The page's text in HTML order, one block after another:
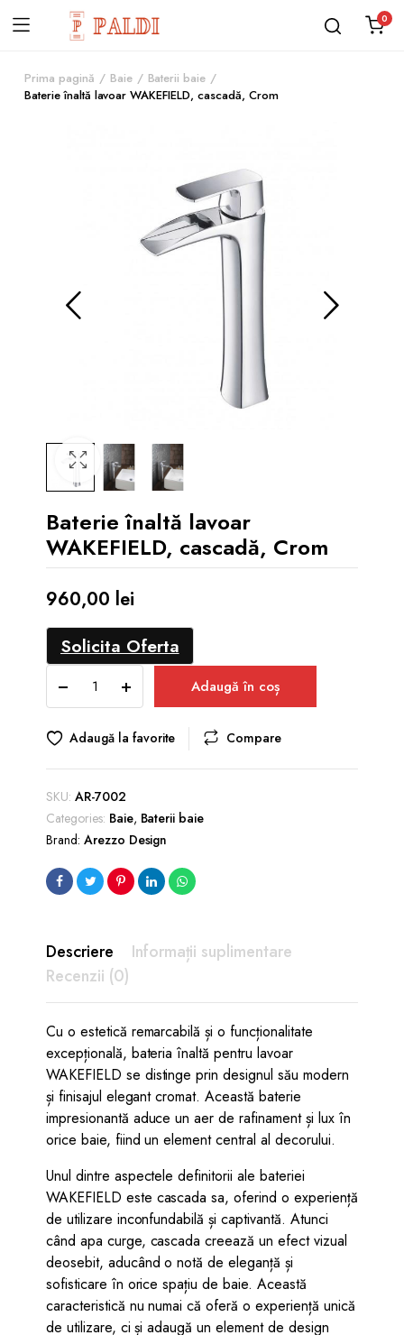
0
Prima pagină Baie
Baterii baie
Baterie înaltă lavoar WAKEFIELD, cascadă, Crom
Baterie înaltă lavoar
WAKEFIELD, cascadă, Crom
960,00 lei
Solicita Oferta
înaltă
lavoar
WAKEFIELD,
cascadă,
Crom
quantity
Adaugă în coș
Adaugă la favorite Compare
SKU: AR-7002
Categories: Baie, Baterii baie
Brand: Arezzo Design
Descriere
Informații suplimentare
Recenzii (0)
Cu o estetică remarcabilă și o funcționalitate
excepțională, bateria înaltă pentru lavoar
WAKEFIELD se distinge prin designul său modern
și finisajul elegant cromat. Această baterie
impresionantă aduce un aer de rafinament și lux în
orice baie, fiind un element central al decorului.
Unul dintre aspectele definitorii ale bateriei
WAKEFIELD este cascada sa, oferind o experiență
de utilizare inconfundabilă și captivantă. Atunci
când apa curge, cascada creează un efect vizual
deosebit, aducând o notă de eleganță și
sofisticare în orice spațiu de baie. Această
caracteristică nu numai că oferă o experiență unică
de utilizare, ci și adaugă un element de design